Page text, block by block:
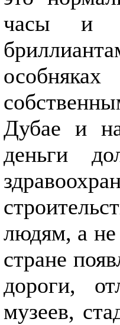
часы и
Дубае и
деньги
людям, а не
стране
дороги,
музеев,